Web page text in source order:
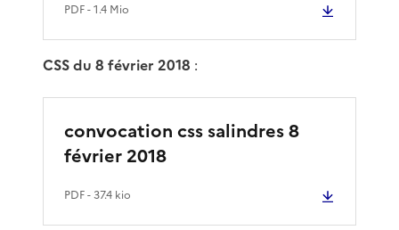
PDF- 1.4 Mio
CSS du 8 février 2018 :
convocation css salindres 8
février 2018
PDF- 37.4 kio